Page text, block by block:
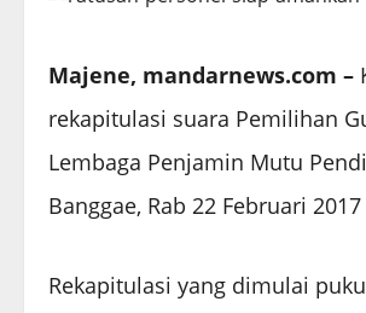
Majene, mandarnews.com –
rekapitulasi suara Pemilihan
Lembaga Penjamin Mutu
Banggae, Rab 22 Februari
Rekapitulasi yang dimulai